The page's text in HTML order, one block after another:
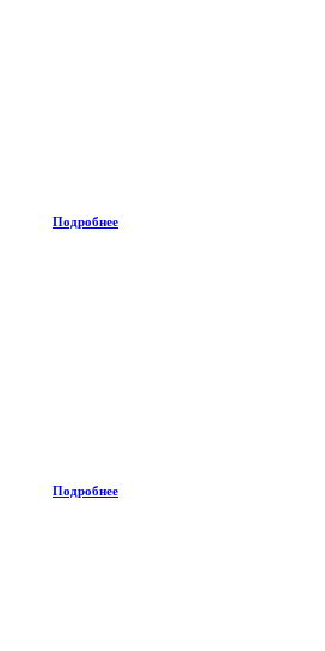
Подробнее
Подробнее